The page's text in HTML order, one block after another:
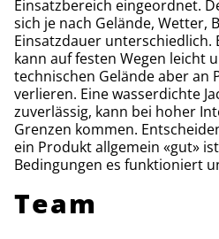
Einsatzbereich eingeordnet.
sich je nach Gelände, Wetter,
Einsatzdauer unterschiedlich.
kann auf festen Wegen leicht
technischen Gelände aber an
verlieren. Eine wasserdichte
zuverlässig, kann bei hoher
Grenzen kommen.
ein Produkt allgemein «gut»
Bedingungen es funktioniert
Team